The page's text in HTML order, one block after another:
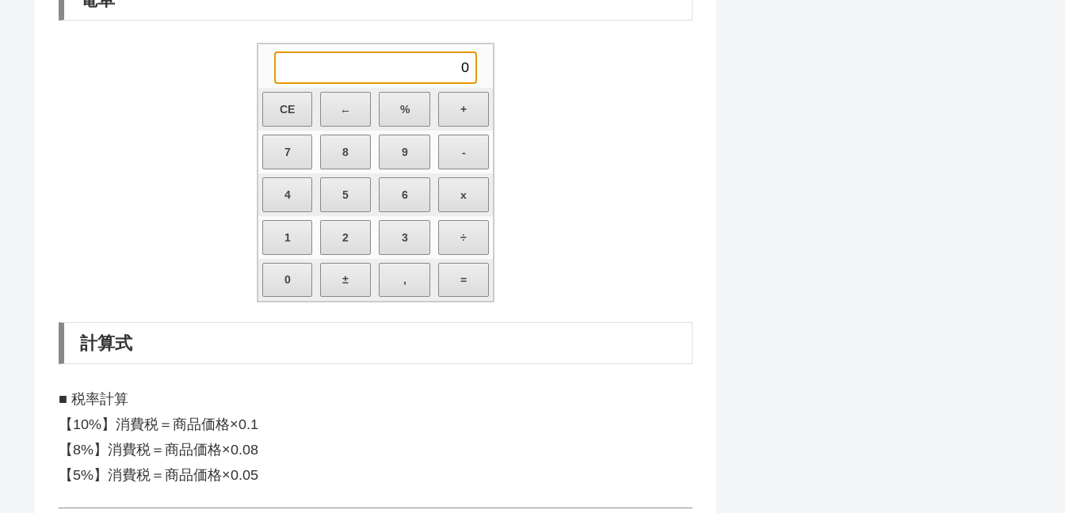
計算式
■ 税率計算
【10%】消費税＝商品価格×0.1
【8%】消費税＝商品価格×0.08
【5%】消費税＝商品価格×0.05